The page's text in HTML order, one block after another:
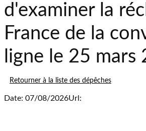
d'examiner la
France de la
ligne le 25 mars
Retourner à la liste des dépêches
Date: 07/08/2026Url: